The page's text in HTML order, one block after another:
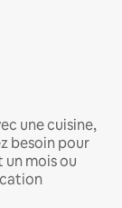
une cuisine,
besoin pour
mois ou